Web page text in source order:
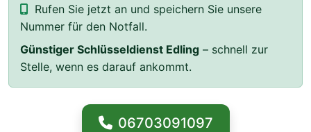
Rufen Sie jetzt an und speichern Sie unsere
Nummer für den Notfall.
Günstiger Schlüsseldienst Edling – schnell zur
Stelle, wenn es darauf ankommt.
06703091097